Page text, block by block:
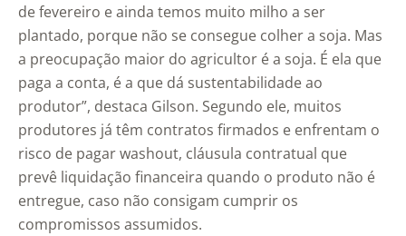
de fevereiro e ainda temos muito milho a ser
plantado, porque não se consegue colher a soja. Mas
a preocupação maior do agricultor é a soja. É ela que
paga a conta, é a que dá sustentabilidade ao
produtor”, destaca Gilson. Segundo ele, muitos
produtores já têm contratos firmados e enfrentam o
risco de pagar washout, cláusula contratual que
prevê liquidação financeira quando o produto não é
entregue, caso não consigam cumprir os
compromissos assumidos.